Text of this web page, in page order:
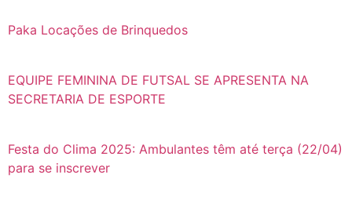
Paka Locações de Brinquedos
EQUIPE FEMININA DE FUTSAL SE APRESENTA NA
SECRETARIA DE ESPORTE
Festa do Clima 2025: Ambulantes têm até terça (22/04)
para se inscrever